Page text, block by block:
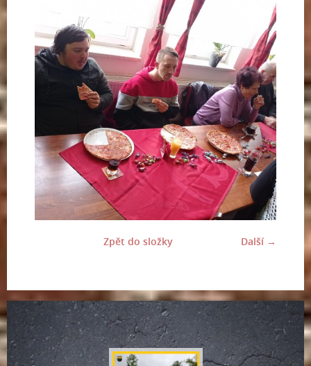
Další →
Zpět do složky